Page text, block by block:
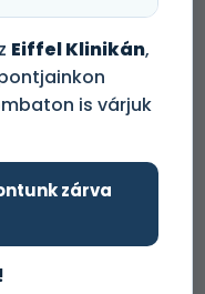
kiegészítő
rendelkező
Eiffel Klinikán,
is várjuk
zárva